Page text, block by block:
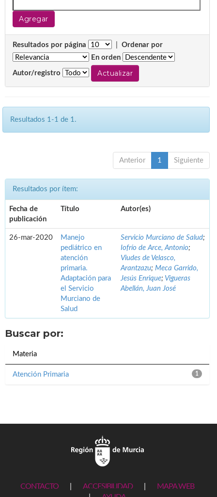
Resultados por página
Ordenar por
En orden
Autor/registro
Resultados 1-1 de 1.
Anterior 1 Siguiente
Resultados por ítem:
Fecha de
publicación
Título Autor(es)
26-mar-2020
Manejo
pediátrico en
atención
primaria.
Adaptación para
el Servicio
Murciano de
Salud
Servicio Murciano de Salud;
Iofrío de Arce, Antonio;
Viudes de Velasco,
Arantzazu; Meca Garrido,
Jesús Enrique; Vigueras
Abellán, Juan José
Buscar por:
Materia
1
Atención Primaria
CONTACTO ACCESIBILIDAD
MAPA WEB